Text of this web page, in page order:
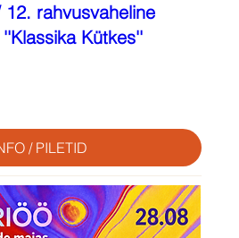
rahvusvaheline
Kütkes''
/ PILETID